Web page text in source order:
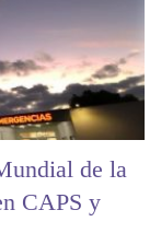
de la
CAPS y